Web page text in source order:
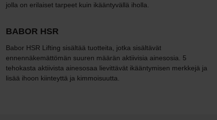
jolla on erilaiset tarpeet kuin ikääntyvällä iholla.
BABOR HSR
Babor HSR Lifting sisältää tuotteita, jotka sisältävät
ennennäkemättömän suuren määrän aktiivisia ainesosia. 5
tehokasta aktiivista ainesosaa lievittävät ikääntymisen merkkejä ja
lisää ihoon kiinteyttä ja kimmoisuutta.